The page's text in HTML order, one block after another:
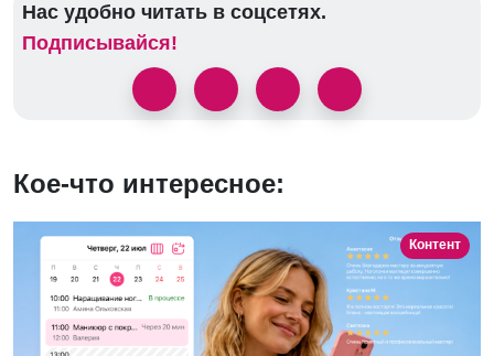
Нас удобно читать в соцсетях.
Подписывайся!
Кое-что интересное:
Контент